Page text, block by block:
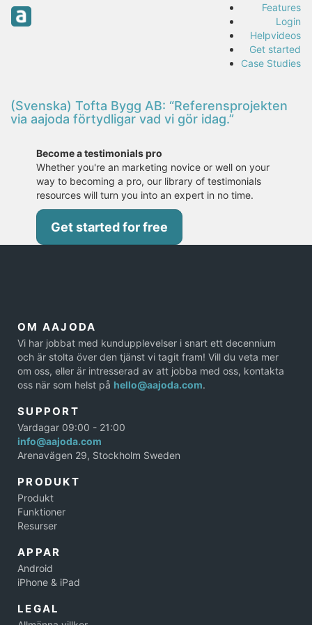
Features
Login
Helpvideos
Get started
Case Studies
(Svenska) Tofta Bygg AB: “Referensprojekten
via aajoda förtydligar vad vi gör idag.”
Become a testimonials pro
Whether you're an marketing novice or well on your
way to becoming a pro, our library of testimonials
resources will turn you into an expert in no time.
Get started for free
OM AAJODA
Vi har jobbat med kundupplevelser i snart ett decennium
och är stolta över den tjänst vi tagit fram! Vill du veta mer
om oss, eller är intresserad av att jobba med oss, kontakta
oss när som helst på hello@aajoda.com.
SUPPORT
Vardagar 09:00 - 21:00
info@aajoda.com
Arenavägen 29, Stockholm Sweden
PRODUKT
Produkt
Funktioner
Resurser
APPAR
Android
iPhone & iPad
LEGAL